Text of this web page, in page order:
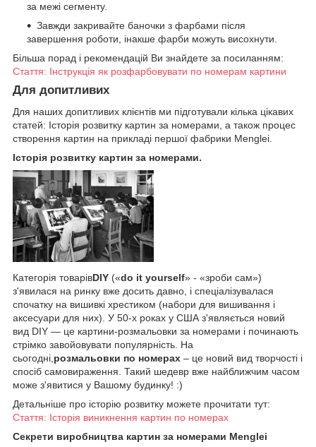
за межі сегменту.
Завжди закривайте баночки з фарбами після
завершення роботи, інакше фарби можуть висохнути.
Більша порад і рекомендацій Ви знайдете за посиланням:
Стаття: Інструкція як розфарбовувати по номерам картини
Для допитливих
Для наших допитливих клієнтів ми підготували кілька цікавих
статей: Історія розвитку картин за номерами, а також процес
створення картин на прикладі першої фабрики Menglei.
Історія розвитку картин за номерами.
Категорія товарівDIY («do it yourself» - «зроби сам»)
з'явилася на ринку вже досить давно, і спеціалізувалася
спочатку на вишивкі хрестиком (набори для вишивання і
аксесуари для них). У 50-х роках у США з'являється новий
вид DIY — це картини-розмальовки за номерами і починають
стрімко завойовувати популярність. На
сьогодні,розмальовки по номерах – це новий вид творчості і
спосіб самовираження. Такий шедевр вже найближчим часом
може з'явитися у Вашому будинку! :)
Детальніше про історію розвитку можете прочитати тут:
Стаття: Історія виникнення картин по номерах
Секрети виробництва картин за номерами Menglei